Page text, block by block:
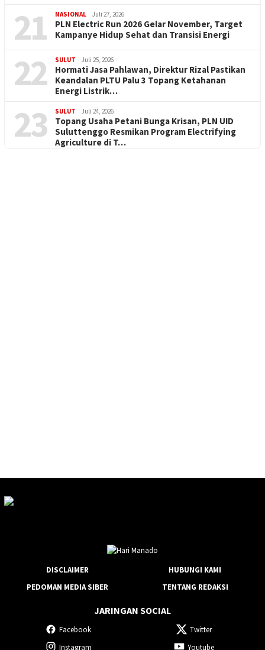
21 NASIONAL Juli 27, 2026
PLN Electric Run 2026 Gelar November, Target
Kampanye Hidup Sehat dan Transisi Energi
22 SULUT Juli 25, 2026
Hormati Jasa Pahlawan, Direktur Rizal Pastikan
Keandalan PLTU Palu 3 Topang Ketahanan
Energi Listrik…
23 SULUT Juli 24, 2026
Topang Usaha Petani Bunga Krisan, PLN UID
Suluttenggo Resmikan Program Electrifying
Agriculture di T…
DISCLAIMER
HUBUNGI KAMI
PEDOMAN MEDIA SIBER
TENTANG REDAKSI
JARINGAN SOCIAL
Facebook
Twitter
Instagram
Youtube